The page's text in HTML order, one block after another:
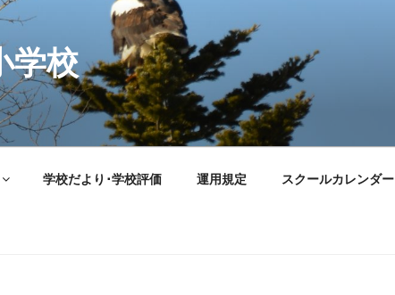
学校
学校だより･学校評価 運用規定 スクールカレンダー